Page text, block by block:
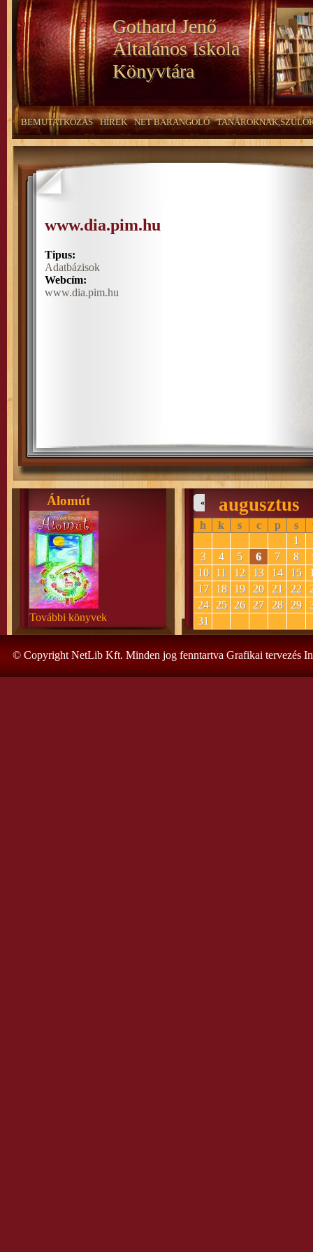
Gothard Jenő
Általános Iskola
Könyvtára
BEMUTATKOZÁS HÍREK NET BARANGOLÓ
www.dia.pim.hu
Tipus:
Adatbázisok
Webcím:
www.dia.pim.hu
Álomút
További könyvek
augusztus
«
h k s c p s
1
3
4 5 6 7 8
10
11 12 13 14 15
17
18 19 20 21 22
24
25 26 27 28 29
31
© Copyright NetLib Kft. Minden jog fenntartva Grafikai tervezés